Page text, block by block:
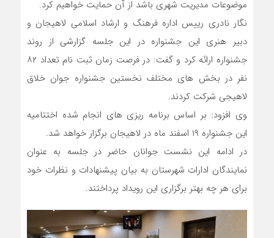
موضوعات مدیریت شهری باشد از آن حمایت خواهیم کرد.
نگار نادری رییس اداره فرهنگ و ارشاد اسلامی لاهیجان و
دبیر هنری این جشنواره در این جلسه گزارشی از روند
جشنواره ارائه کرد و گفت: در فرصت زمان ثبت نام تعداد ۸۲
نفر در بخش های مختلف نخستین جشنواره جوان خلاق
لاهیجی شرکت کردند.
وی افزود: بر اساس برنامه ریزی های انجام شده اختتامیه
این جشنواره ۱۹ اسفند ماه در لاهیجان برگزار خواهد شد.
در ادامه این نشست جوانان حاضر در جلسه به عنوان
نمایندگان ادارات شهرستان به بیان پیشنهادات و نظرات خود
برای هر چه بهتر برگزاری این رویداد پرداختند.